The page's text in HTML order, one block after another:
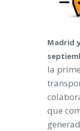
Madrid
la
que